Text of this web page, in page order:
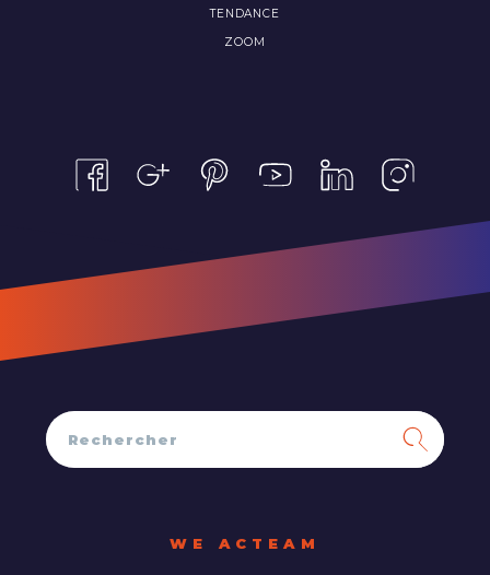
TENDANCE
ZOOM
WE ACTEAM